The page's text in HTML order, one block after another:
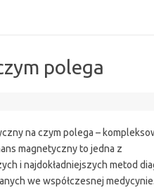
polega
na czym polega –
magnetyczny to jedna z
i najdokładniejszych metod
we współczesnej